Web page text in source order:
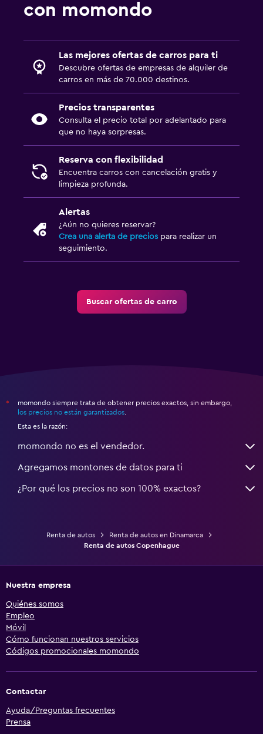
con momondo
Las mejores ofertas de carros para ti
Descubre ofertas de empresas de alquiler de
carros en más de 70.000 destinos.
Precios transparentes
Consulta el precio total por adelantado para
que no haya sorpresas.
Reserva con flexibilidad
Encuentra carros con cancelación gratis y
limpieza profunda.
Alertas
¿Aún no quieres reservar?
Crea una alerta de precios para realizar un
seguimiento.
Buscar ofertas de carro
*
momondo siempre trata de obtener precios exactos, sin embargo,
los precios no están garantizados
Esta es la razón:
momondo no es el vendedor.
Agregamos montones de datos para ti
¿Por qué los precios no son 100% exactos?
Renta de autos
Renta de autos en Dinamarca
Renta de autos Copenhague
Nuestra empresa
Quiénes somos
Empleo
Móvil
Cómo funcionan nuestros servicios
Códigos promocionales momondo
Contactar
Ayuda/Preguntas frecuentes
Prensa